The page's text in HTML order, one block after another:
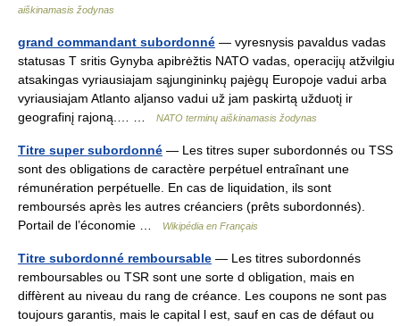
aiškinamasis žodynas
grand commandant subordonné — vyresnysis pavaldus vadas
statusas T sritis Gynyba apibrėžtis NATO vadas, operacijų atžvilgiu
atsakingas vyriausiajam sąjungininkų pajėgų Europoje vadui arba
vyriausiajam Atlanto aljanso vadui už jam paskirtą užduotį ir
geografinį rajoną.… …
NATO terminų aiškinamasis žodynas
Titre super subordonné — Les titres super subordonnés ou TSS
sont des obligations de caractère perpétuel entraînant une
rémunération perpétuelle. En cas de liquidation, ils sont
remboursés après les autres créanciers (prêts subordonnés).
Portail de l’économie …
Wikipédia en Français
Titre subordonné remboursable — Les titres subordonnés
remboursables ou TSR sont une sorte d obligation, mais en
diffèrent au niveau du rang de créance. Les coupons ne sont pas
toujours garantis, mais le capital l est, sauf en cas de défaut ou